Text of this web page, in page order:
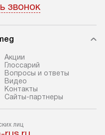
в себя снятие
отдельных
звонок
Акции
Глоссарий
Вопросы и ответы
Видео
Контакты
Сайты-партнеры
лиц